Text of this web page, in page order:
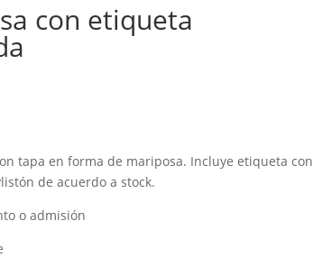
con etiqueta
tapa en forma de mariposa. Incluye etiqueta con
de acuerdo a stock.
o admisión